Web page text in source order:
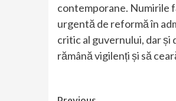
contemporane. Numirile
urgentă de reformă în
critic al guvernului, dar
rămână vigilenți și să